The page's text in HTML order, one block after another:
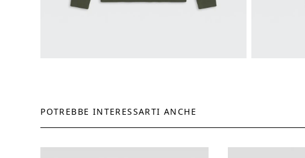
POTREBBE INTERESSARTI ANCHE